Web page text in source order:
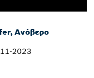
Ανόβερο
11-2023